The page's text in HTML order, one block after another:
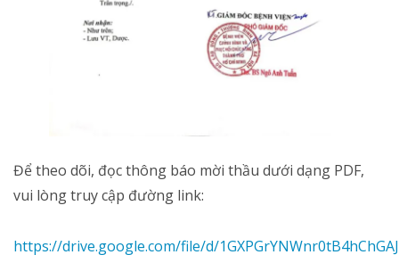
Để theo dõi, đọc thông báo mời thầu dưới dạng PDF,
vui lòng truy cập đường link:
https://drive.google.com/file/d/